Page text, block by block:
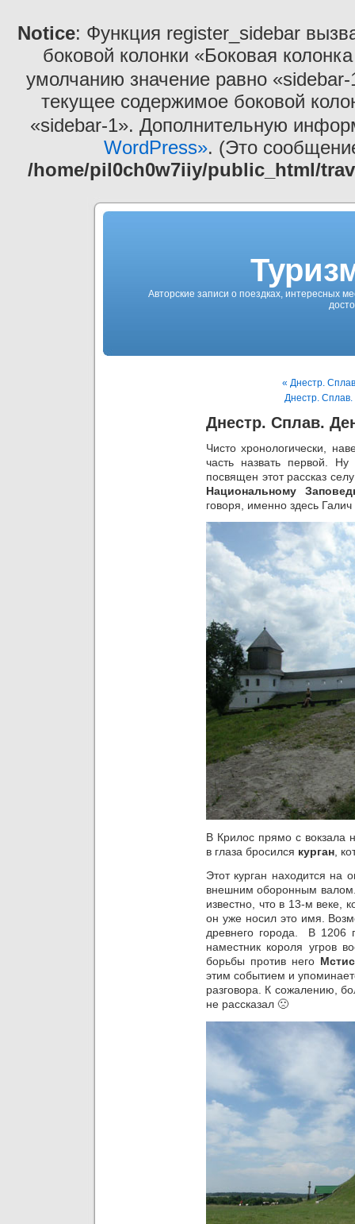
Notice: Функция register_sidebar
боковой колонки «Боковая
умолчанию значение равно
текущее содержимое боковой
«sidebar-1». Дополнительную
WordPress». (Это
/home/pil0ch0w7iiy/public_html/
Авторские записи о поездках, интересных
« Днестр.
Днестр.
Днестр. Сплав.
Чисто хронологически,
часть назвать первой.
посвящен этот рассказ
Национальному
говоря, именно здесь
В Крилос прямо с вокзала
в глаза бросился курган ,
Этот курган находится на
внешним оборонным валом.
известно, что в 13-м веке,
он уже носил это имя.
древнего города. В 1206
наместник короля угров
борьбы против него
этим событием и
разговора. К сожалению,
не рассказал 🙁